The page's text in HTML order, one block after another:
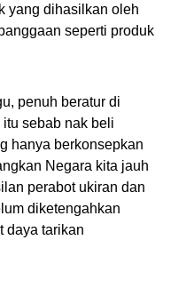
yang dihasilkan oleh
seperti produk
penuh beratur di
itu sebab nak beli
hanya berkonsepkan
Negara kita jauh
perabot ukiran dan
diketengahkan
daya tarikan